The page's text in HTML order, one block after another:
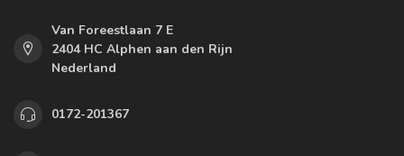
Van Foreestlaan 7 E
2404 HC Alphen aan den Rijn
Nederland
0172-201367